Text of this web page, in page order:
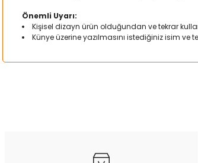
Önemli Uyarı:
Kişisel dizayn ürün olduğundan ve tekrar
Künye üzerine yazılmasını istediğiniz isim ve
Ürün bilgilerinde hatalar bulunuyor.